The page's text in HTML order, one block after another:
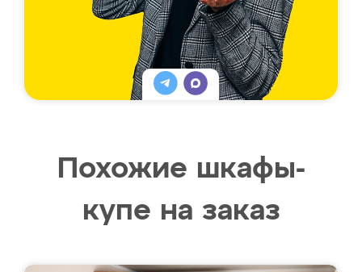
Похожие шкафы-
купе на заказ